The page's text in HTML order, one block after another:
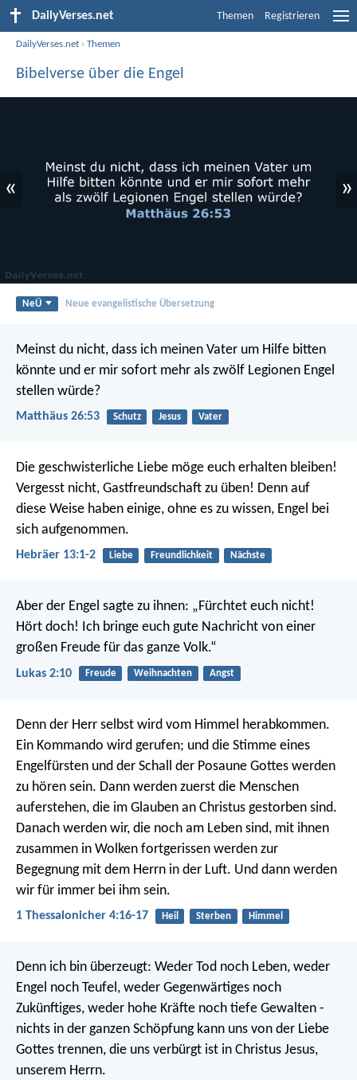
DailyVerses.net Themen Registrieren
DailyVerses.net ›Themen
Bibelverse über die Engel
« »
NeÜ Neue evangelistische Übersetzung
Meinst du nicht, dass ich meinen Vater um Hilfe bitten
könnte und er mir sofort mehr als zwölf Legionen Engel
stellen würde?
Matthäus 26:53 Schutz Jesus Vater
Die geschwisterliche Liebe möge euch erhalten bleiben!
Vergesst nicht, Gastfreundschaft zu üben! Denn auf
diese Weise haben einige, ohne es zu wissen, Engel bei
sich aufgenommen.
Hebräer 13:1-2 Liebe Freundlichkeit Nächste
Aber der Engel sagte zu ihnen: „Fürchtet euch nicht!
Hört doch! Ich bringe euch gute Nachricht von einer
großen Freude für das ganze Volk.“
Lukas 2:10 Freude Weihnachten Angst
Denn der Herr selbst wird vom Himmel herabkommen.
Ein Kommando wird gerufen; und die Stimme eines
Engelfürsten und der Schall der Posaune Gottes werden
zu hören sein. Dann werden zuerst die Menschen
auferstehen, die im Glauben an Christus gestorben sind.
Danach werden wir, die noch am Leben sind, mit ihnen
zusammen in Wolken fortgerissen werden zur
Begegnung mit dem Herrn in der Luft. Und dann werden
wir für immer bei ihm sein.
1 Thessalonicher 4:16-17 Heil Sterben Himmel
Denn ich bin überzeugt: Weder Tod noch Leben, weder
Engel noch Teufel, weder Gegenwärtiges noch
Zukünftiges, weder hohe Kräfte noch tiefe Gewalten -
nichts in der ganzen Schöpfung kann uns von der Liebe
Gottes trennen, die uns verbürgt ist in Christus Jesus,
unserem Herrn.